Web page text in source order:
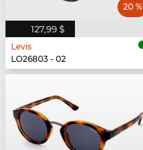
127,99 $
20 %
Levis
LO26803 - 02